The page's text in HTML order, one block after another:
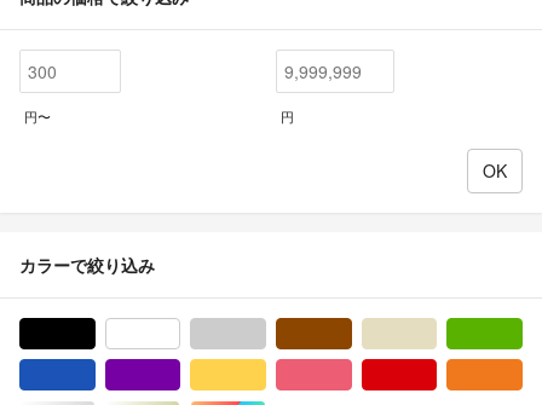
円〜 円
カラーで絞り込み